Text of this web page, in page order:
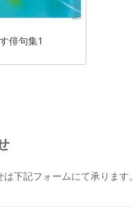
俳句集1
下記フォームにて承ります。